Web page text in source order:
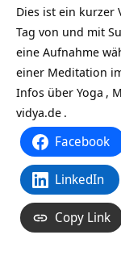
Dies ist ein
Tag von und mit
eine Aufnahme
einer Meditation
Infos über Yoga ,
vidya.de .
Facebook
LinkedIn
Copy Link